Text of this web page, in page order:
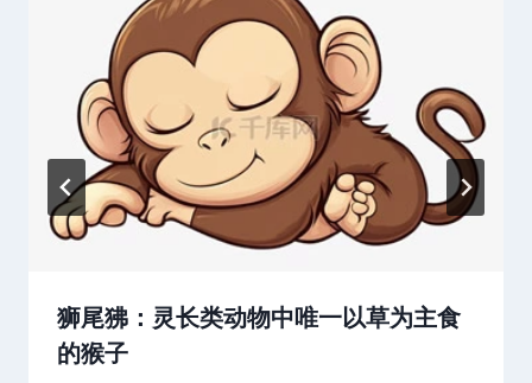
狮尾狒：灵长类动物中唯一以草为主食
的猴子